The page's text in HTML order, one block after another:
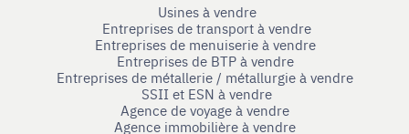
Usines à vendre
Entreprises de transport à vendre
Entreprises de menuiserie à vendre
Entreprises de BTP à vendre
Entreprises de métallerie / métallurgie à vendre
SSII et ESN à vendre
Agence de voyage à vendre
Agence immobilière à vendre